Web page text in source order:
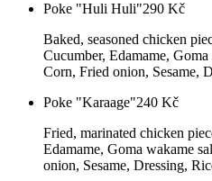
Poke "Huli Huli"290 Kč
Baked, seasoned chicken
Cucumber, Edamame,
Corn, Fried onion, Sesame,
Poke "Karaage"240 Kč
Fried, marinated chicken
Edamame, Goma wakame
onion, Sesame, Dressing,